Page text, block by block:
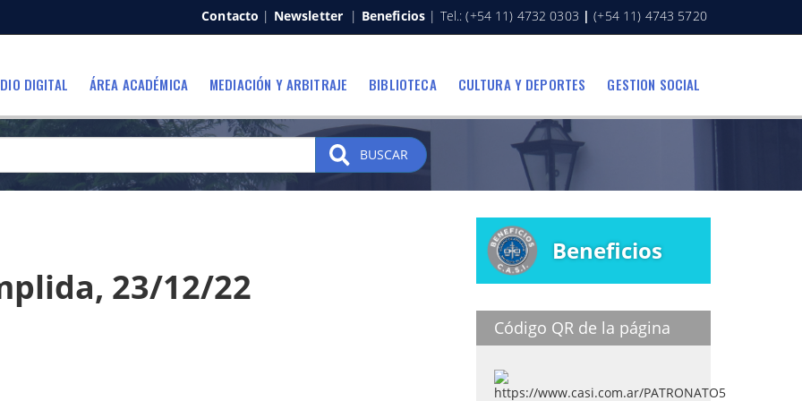
Contacto | Newsletter | Beneficios | Tel.: (+54 11) 4732 0303 | (+54 11) 4743 5720
DIGITAL ÁREA ACADÉMICA MEDIACIÓN Y ARBITRAJE BIBLIOTECA CULTURA Y DEPORTES GESTION SOCIAL
BUSCAR
23/12/22
Beneficios
Código QR de la página